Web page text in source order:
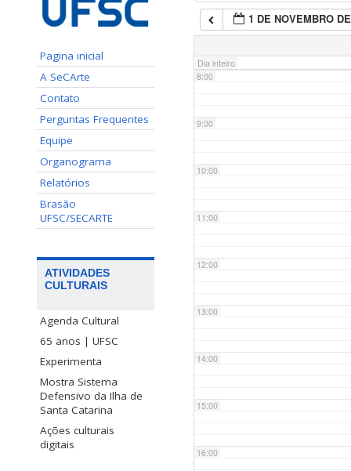
Pagina inicial
A SeCArte
Contato
Perguntas Frequentes
Equipe
Organograma
Relatórios
Brasão
UFSC/SECARTE
ATIVIDADES
CULTURAIS
Agenda Cultural
65 anos | UFSC
Experimenta
Mostra Sistema
Defensivo da Ilha de
Santa Catarina
Ações culturais
digitais
1 DE NOVEMBRO
Dia inteiro
7:00
8:00
9:00
10:00
11:00
12:00
13:00
14:00
15:00
16:00